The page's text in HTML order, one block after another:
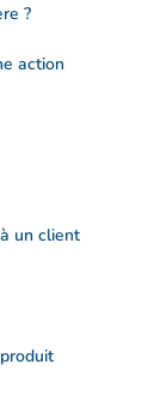
?
action
un client